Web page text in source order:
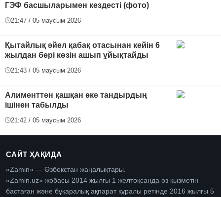
ГЭФ басшыларымен кездесті (фото)
21:47 / 05 маусым 2026
Қытайлық әйел қабақ отасынан кейін 6
жылдан бері көзін ашып ұйықтайды
21:43 / 05 маусым 2026
Алименттен қашқан әке тандырдың
ішінен табылды
21:42 / 05 маусым 2026
САЙТ ҲАҚИДА
«Zamin» — Өзбекстан жаңалықтары.
«Zamin.uz» жобасы 2014 жылғы 1 желтоқсанда өз қызметін
бастаған және бұқаралық ақпарат құралы ретінде 2016 жылғы 5